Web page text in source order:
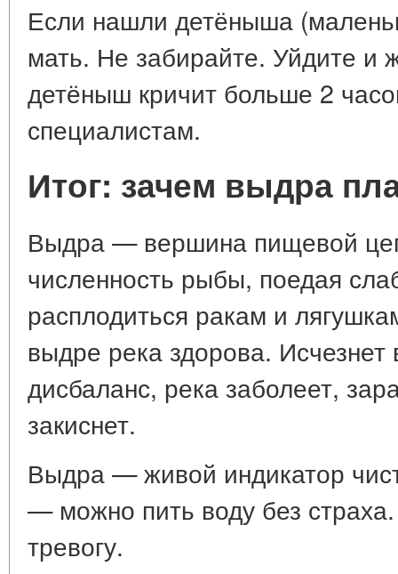
Если нашли детёныша
мать. Не забирайте. Уйдите и
детёныш кричит больше 2
специалистам.
Итог: зачем выдра
Выдра — вершина пищевой
численность рыбы, поедая
расплодиться ракам и
выдре река здорова.
дисбаланс, река заболеет,
закиснет.
Выдра — живой индикатор
— можно пить воду без
тревогу.